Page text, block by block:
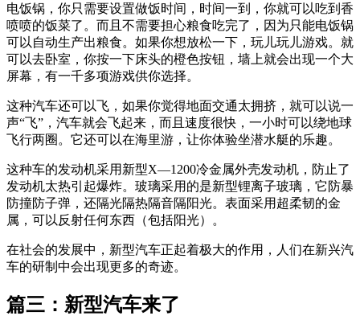
电饭锅，你只需要设置做饭时间，时间一到，你就可以吃到香
喷喷的饭菜了。而且不需要担心粮食吃完了，因为只能电饭锅
可以自动生产出粮食。如果你想放松一下，玩儿玩儿游戏。就
可以去卧室，你按一下床头的橙色按钮，墙上就会出现一个大
屏幕，有一千多项游戏供你选择。
这种汽车还可以飞，如果你觉得地面交通太拥挤，就可以说一
声“飞”，汽车就会飞起来，而且速度很快，一小时可以绕地球
飞行两圈。它还可以在海里游，让你体验坐潜水艇的乐趣。
这种车的发动机采用新型X—1200冷金属外壳发动机，防止了
发动机太热引起爆炸。玻璃采用的是新型锂离子玻璃，它防暴
防撞防子弹，还隔光隔热隔音隔阳光。表面采用超柔韧的金
属，可以反射任何东西（包括阳光）。
在社会的发展中，新型汽车正起着极大的作用，人们在新兴汽
车的研制中会出现更多的奇迹。
篇三：新型汽车来了